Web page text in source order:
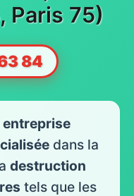
Paris 75)
84
entreprise
dans la
destruction
tels que les